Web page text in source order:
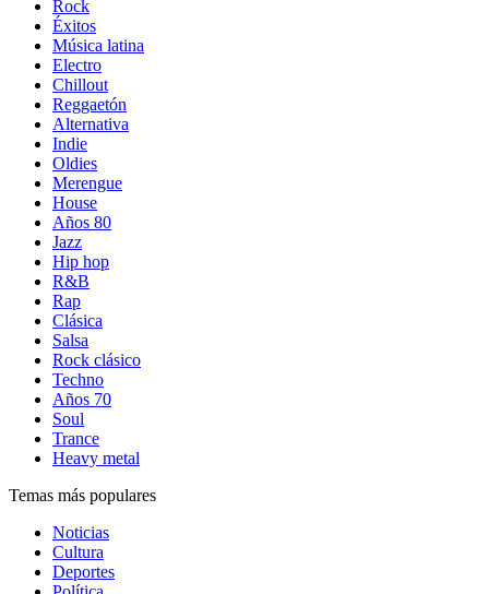
Rock
Éxitos
Música latina
Electro
Chillout
Reggaetón
Alternativa
Indie
Oldies
Merengue
House
Años 80
Jazz
Hip hop
R&B
Rap
Clásica
Salsa
Rock clásico
Techno
Años 70
Soul
Trance
Heavy metal
Temas más populares
Noticias
Cultura
Deportes